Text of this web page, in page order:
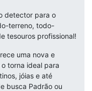
detector para o
terreno, todo-
tesouros profissional!
uma nova e
torna ideal para
jóias e até
busca Padrão ou